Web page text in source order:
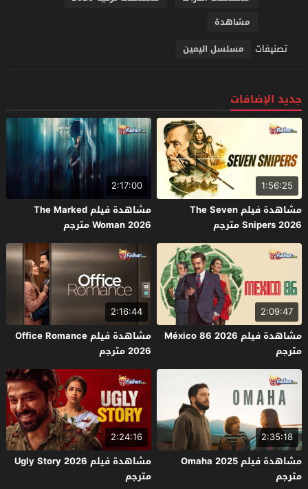
مشاهدة
تصنيفات مسلسل اليمين
جديد الإضافات
1:56:25
مشاهدة فيلم The Seven
Snipers 2026 مترجم
2:17:00
مشاهدة فيلم The Marked
Woman 2026 مترجم
2:09:47
مشاهدة فيلم México 86 2026
مترجم
2:16:44
مشاهدة فيلم Office Romance
2026 مترجم
2:35:18
مشاهدة فيلم Omaha 2025
مترجم
2:24:16
مشاهدة فيلم Ugly Story 2026
مترجم